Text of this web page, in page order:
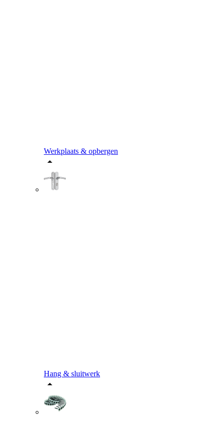
Werkplaats & opbergen
Hang & sluitwerk